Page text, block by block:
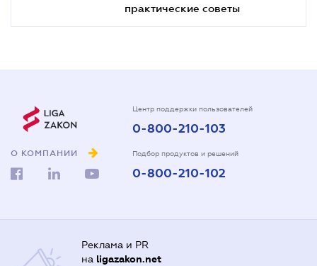
практические советы
О КОМПАНИИ
Центр поддержки пользователей
0-800-210-103
Подбор продуктов и решений
0-800-210-102
Реклама и PR
на ligazakon.net